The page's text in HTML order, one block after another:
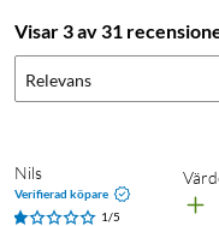
Visar 3 av 31
Relevans
Nils
Verifierad köpare
1/5